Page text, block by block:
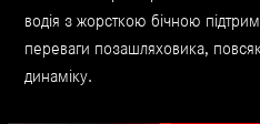
водія з жорсткою бічною
переваги позашляховика,
динаміку.